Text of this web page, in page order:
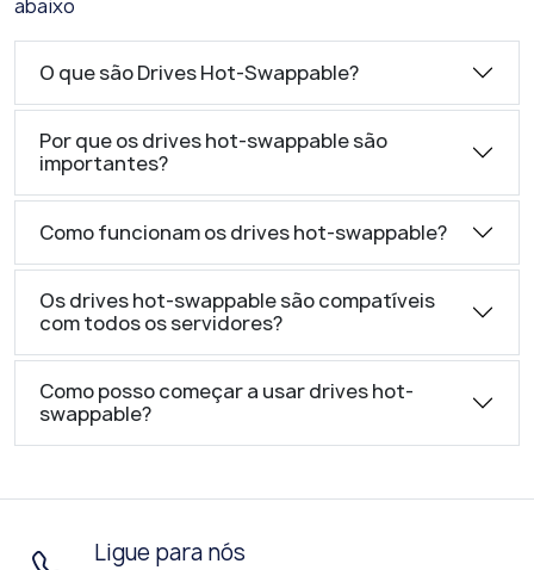
abaixo
O que são Drives Hot-Swappable?
Por que os drives hot-swappable são
importantes?
Como funcionam os drives hot-swappable?
Os drives hot-swappable são compatíveis
com todos os servidores?
Como posso começar a usar drives hot-
swappable?
Ligue para nós